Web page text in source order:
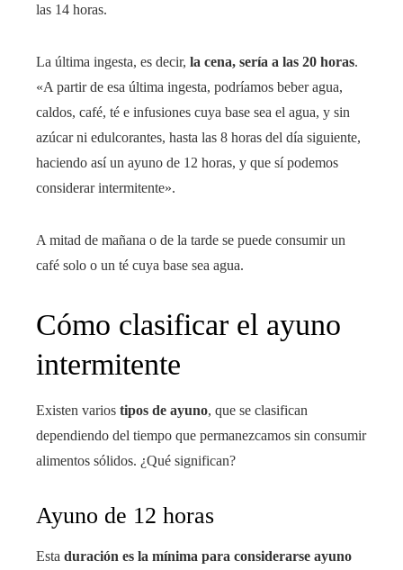
las 14 horas.
La última ingesta, es decir, la cena, sería a las 20 horas.
«A partir de esa última ingesta, podríamos beber agua,
caldos, café, té e infusiones cuya base sea el agua, y sin
azúcar ni edulcorantes, hasta las 8 horas del día siguiente,
haciendo así un ayuno de 12 horas, y que sí podemos
considerar intermitente».
A mitad de mañana o de la tarde se puede consumir un
café solo o un té cuya base sea agua.
Cómo clasificar el ayuno
intermitente
Existen varios tipos de ayuno, que se clasifican
dependiendo del tiempo que permanezcamos sin consumir
alimentos sólidos. ¿Qué significan?
Ayuno de 12 horas
Esta duración es la mínima para considerarse ayuno